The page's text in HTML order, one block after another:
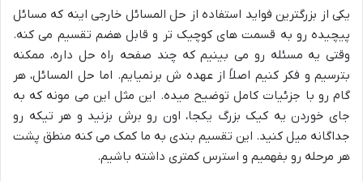
یکی از بزرگترین فواید استفاده از حل المسائل خارجی اینه که مسائل
پیچیده رو به قسمت های کوچیک تر و قابل هضم تقسیم می کنه.
وقتی یه مسئله رو می بینیم که چند صفحه راه حل داره، ممکنه
بترسیم و فکر کنیم اصلاً از عهده ش برنمیایم. اما حل المسائل، هر
گام رو با جزئیات کامل توضیح میده. این مثل این می مونه که به
جای خوردن یه کیک بزرگ یکجا، اون رو برش بزنید و هر تیکه رو
جداگانه میل کنید. این تقسیم بندی به ما کمک می کنه منطق پشت
هر مرحله رو بفهمیم و استرس کمتری داشته باشیم.